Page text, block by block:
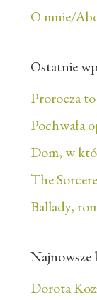
O mnie/
Ostatnie
Prorocza
Pochwała
Dom, w
The
Ballady,
Najnowsze
Dorota